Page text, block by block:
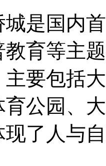
国内首
育等主
要包括
育公园、
了人与